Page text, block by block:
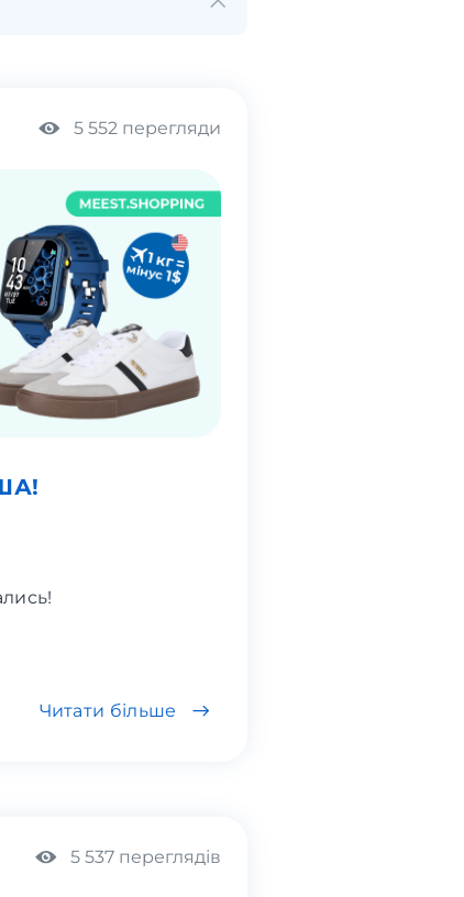
5 552 перегляди
Читати більше
5 537 переглядів